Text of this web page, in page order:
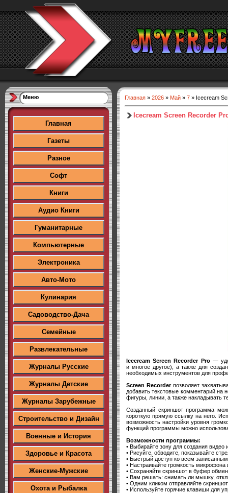
Меню
Главная
Газеты
Разное
Софт
Книги
Аудио Книги
Гуманитарные
Компьютерные
Электроника
Авто-Мото
Кулинария
Садоводство-Дача
Семейные
Развлекательные
Журналы Русские
Журналы Детские
Журналы Зарубежные
Строительство и Дизайн
Военные и История
Здоровье и Красота
Женские-Мужские
Охота и Рыбалка
Главная » 2026 » Май » 7 » Icecream
Icecream Screen Recorder
Icecream Screen Recorder Pro—
и многое другое), а также для
необходимых инструментов для
Screen Recorderпозволяет
добавить текстовые комментарий на
фигуры, линии, а также накладывать
Созданный скриншот программа
короткую прямую ссылку на него.
возможность настройки уровня
функций программы можно
Возможности программы:
• Выбирайте зону для создания
• Рисуйте, обводите, показывайте
• Быстрый доступ ко всем
• Настраивайте громкость микрофона
• Сохраняйте скриншот в буфер
• Вам решать: снимать ли мышку,
• Одним кликом отправляйте
• Используйте горячие клавиши для